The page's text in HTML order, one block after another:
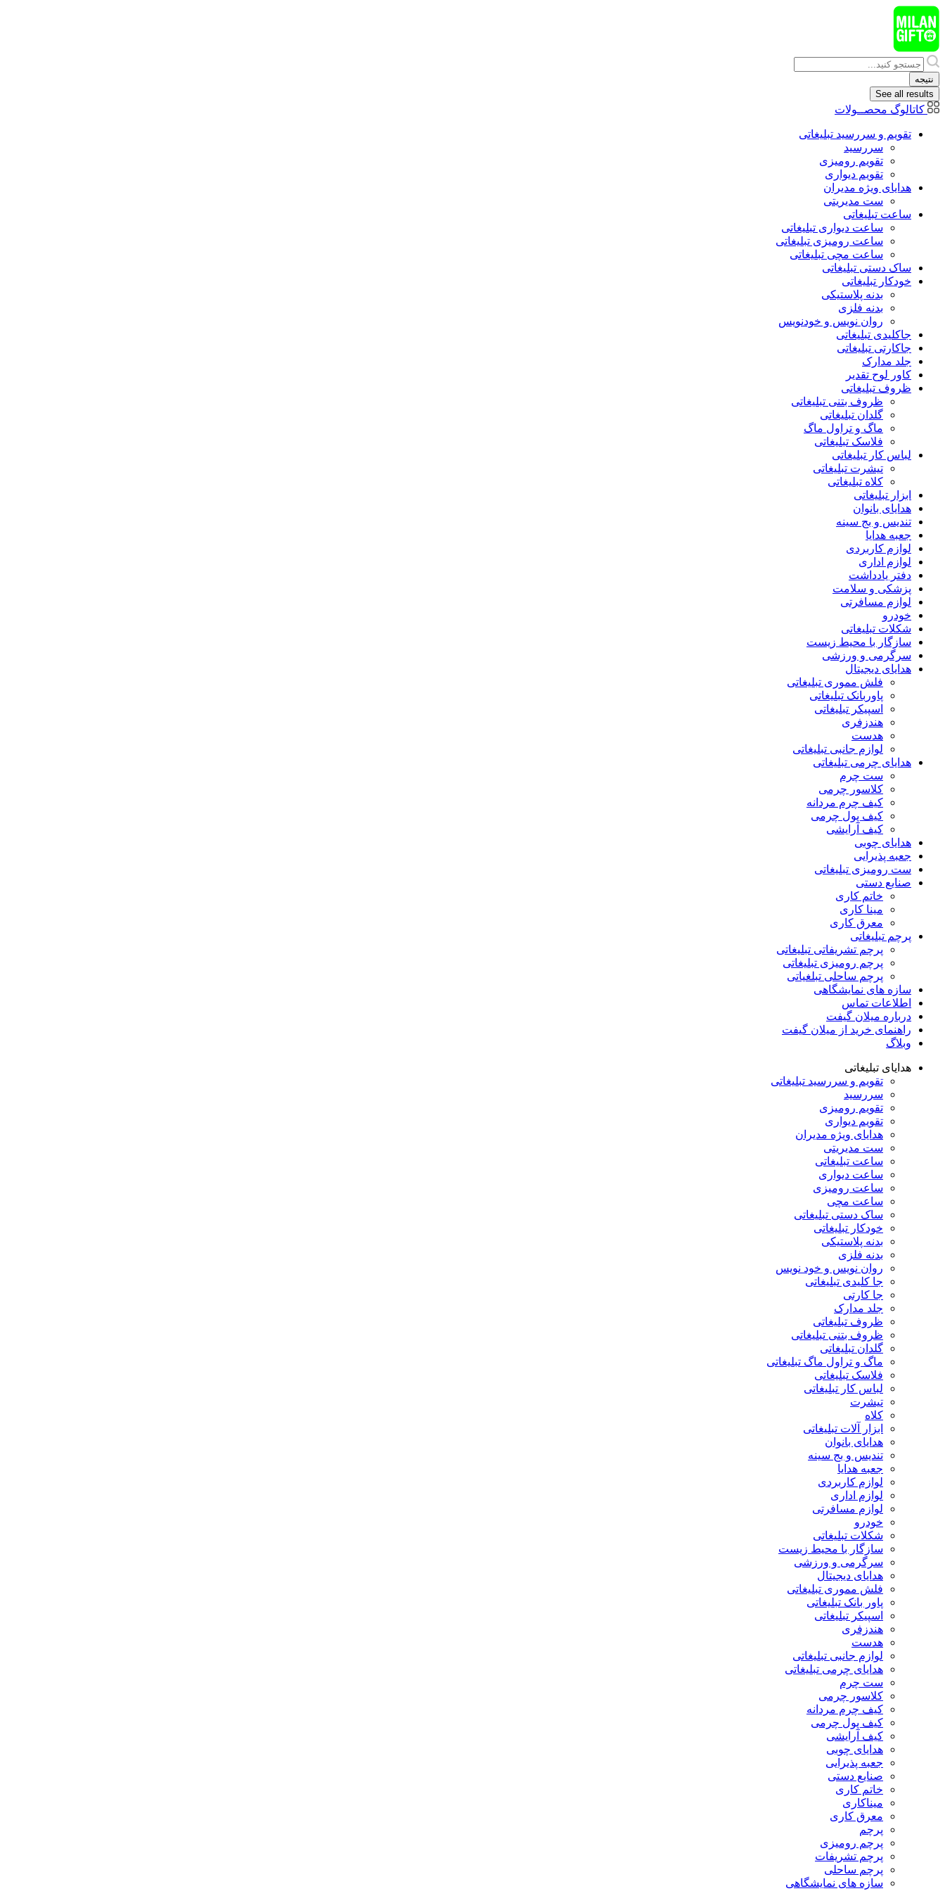
پرش
به
محتوا
Search
...
نتیجه
See all results
کاتالوگ محصــولات
تقویم و سررسید تبلیغاتی
سررسید
تقویم رومیزی
تقویم دیواری
هدایای ويژه مدیران
ست مدیریتی
ساعت تبلیغاتی
ساعت دیواری تبلیغاتی
ساعت رومیزی تبلیغاتی
ساعت مچی تبلیغاتی
ساک دستی تبلیغاتی
خودکار تبلیغاتی
بدنه پلاستیکی
بدنه فلزی
روان نویس و خودنویس
جاکلیدی تبلیغاتی
جاکارتی تبلیغاتی
جلد مدارک
کاور لوح تقدیر
ظروف تبلیغاتی
ظروف بتنی تبلیغاتی
گلدان تبلیغاتی
ماگ و تراول ماگ
فلاسک تبلیغاتی
لباس کار تبلیغاتی
تیشرت تبلیغاتی
کلاه تبلیغاتی
ابزار تبلیغاتی
هدایای بانوان
تندیس و بج سینه
جعبه هدایا
لوازم کاربردی
لوازم اداری
دفتر یادداشت
پزشکی و سلامت
لوازم مسافرتی
خودرو
شکلات تبلیغاتی
سازگار با محیط زیست
سرگرمی و ورزشی
هدایای دیجیتال
فلش مموری تبلیغاتی
پاوربانک تبلیغاتی
اسپیکر تبلیغاتی
هندزفری
هدست
لوازم جانبی تبلیغاتی
هدایای چرمی تبلیغاتی
ست چرم
کلاسور چرمی
کیف چرم مردانه
کیف پول چرمی
کیف آرایشی
هدایای چوبی
جعبه پذیرایی
ست رومیزی تبلیغاتی
صنایع دستی
خاتم کاری
مینا کاری
معرق کاری
پرچم تبلیغاتی
پرچم تشریفاتی تبلیغاتی
پرچم رومیزی تبلیغاتی
پرچم ساحلی تبلغیاتی
سازه های نمایشگاهی
اطلاعات تماس
درباره میلان گیفت
راهنمای خرید از میلان گیفت
وبلاگ
هدایای تبلیغاتی
تقویم و سررسید تبلیغاتی
سررسید
تقویم رومیزی
تقویم دیواری
هدایای ویژه مدیران
ست مدیریتی
ساعت تبلیغاتی
ساعت دیواری
ساعت رومیزی
ساعت مچی
ساک دستی تبلیغاتی
خودکار تبلیغاتی
بدنه پلاستیکی
بدنه فلزی
روان نویس و خود نویس
جا کلیدی تبلیغاتی
جا کارتی
جلد مدارک
ظروف تبلیغاتی
ظروف بتنی تبلیغاتی
گلدان تبلیغاتی
ماگ و تراول ماگ تبلیغاتی
فلاسک تبلیغاتی
لباس کار تبلیغاتی
تیشرت
کلاه
ابزار آلات تبلیغاتی
هدایای بانوان
تندیس و بج سینه
جعبه هدایا
لوازم کاربردی
لوازم اداری
لوازم مسافرتی
خودرو
شکلات تبلیغاتی
سازگار با محیط زیست
سرگرمی و ورزشی
هدایای دیجیتال
فلش مموری تبلیغاتی
پاور بانک تبلیغاتی
اسپیکر تبلیغاتی
هندزفری
هدست
لوازم جانبی تبلیغاتی
هدایای چرمی تبلیغاتی
ست چرم
کلاسور چرمی
کیف چرم مردانه
کیف پول چرمی
کیف آرایشی
هدایای چوبی
جعبه پذیرایی
صنایع دستی
خاتم کاری
میناکاری
معرق کاری
پرچم
پرچم رومیزی
پرچم تشریفات
پرچم ساحلی
سازه های نمایشگاهی